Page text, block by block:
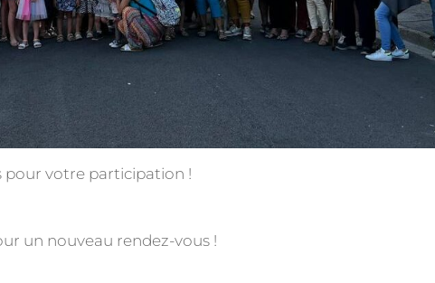
pour votre participation !
un nouveau rendez-vous !